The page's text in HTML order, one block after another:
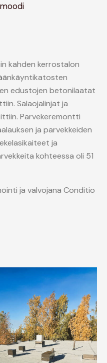
kahden kerrostalon
edustojen betonilaatat
Salaojalinjat ja
Parvekeremontti
ja parvekkeiden
ja
kohteessa oli 51
ja valvojana Conditio